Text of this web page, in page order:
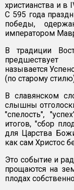
христианства и в
С 595 года
победы,
императором
В традиции
называется
(по старому
В славянском
слышны
"спелость",
итогов, "сбор
для Царства
как сам Христос
Это событие и
прощаются на
плодах